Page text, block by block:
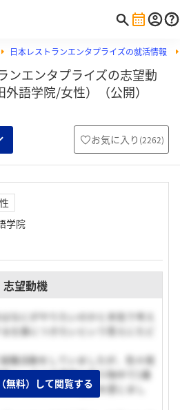
日本レストランエンタプライズの就活情報
ンエンタプライズの志望動
語学院/女性）（公開）
お気に入り (2262)
学院
志望動機
なにがやりたいのかと本気で考え
仕事につきたいという答えにたど
職活動をしていましたが、色々視
という公共機関の乗り物中で1番
ができることに魅力を感じまし
無料）して閲覧する